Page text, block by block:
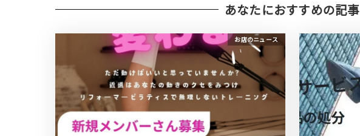
あなたにおすすめの記事
お店のニュース